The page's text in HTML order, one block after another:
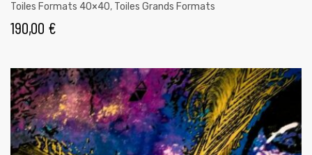
Toiles Formats 40×40, Toiles Grands Formats
190,00 €